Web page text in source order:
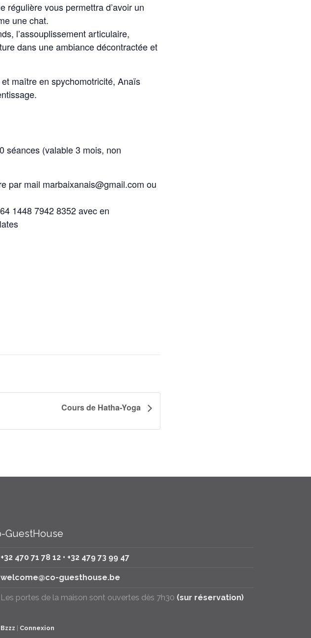
régulière vous permettra d’avoir un
une chat.
l’assouplissement articulaire,
dans une ambiance décontractée et
maître en spychomotricité, Anaïs
séances (valable 3 mois, non
par mail marbaixanais@gmail.com ou
1448 7942 8352 avec en
Cours de Hatha-Yoga
GuestHouse
+32 470 71 78 12 • +32 479 73 99 47
welcome@co-guesthouse.be
Les portes de la maison sont ouvertes dès 7h30 (sur réservation)
Bzzz Connexion